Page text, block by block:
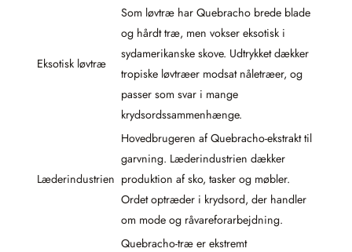
Eksotisk løvtræ
Som løvtræ har Quebracho brede blade
og hårdt træ, men vokser eksotisk i
sydamerikanske skove. Udtrykket dækker
tropiske løvtræer modsat nåletræer, og
passer som svar i mange
krydsordssammenhænge.
Læderindustrien
Hovedbrugeren af Quebracho-ekstrakt til
garvning. Læderindustrien dækker
produktion af sko, tasker og møbler.
Ordet optræder i krydsord, der handler
om mode og råvareforarbejdning.
Quebracho-træ er ekstremt